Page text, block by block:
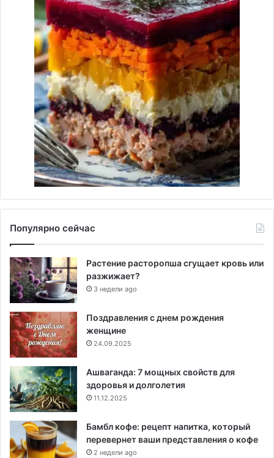
Популярно сейчас
Растение расторопша сгущает кровь или
разжижает?
3 недели ago
Поздравления с днем рождения
женщине
24.09.2025
Ашваганда: 7 мощных свойств для
здоровья и долголетия
11.12.2025
Бамбл кофе: рецепт напитка, который
перевернет ваши представления о кофе
2 недели ago